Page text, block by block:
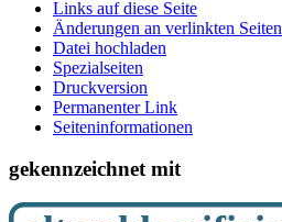
Links auf diese Seite
Änderungen an verlinkten Seiten
Datei hochladen
Spezialseiten
Druckversion
Permanenter Link
Seiten­­informationen
gekennzeichnet mit